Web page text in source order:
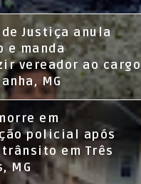
Justiça anula
e manda
vereador ao cargo
MG
em
policial após
em Três
MG